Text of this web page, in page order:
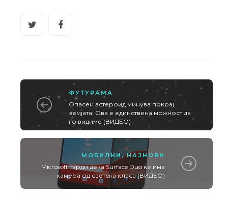
ФУТУРАМА
Опасен астероид минува покрај
земјата: Ова е единствена можност да
го видиме (ВИДЕО)
МОБИЛНИ ,НАЈНОВИ
Microsoft тврди дека Surface Duo ќе има
камера од светска класа (ВИДЕО)